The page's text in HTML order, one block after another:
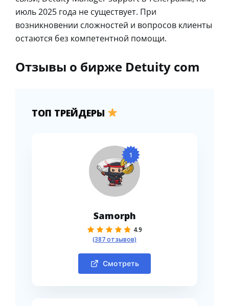
июль 2025 года не существует. При
возникновении сложностей и вопросов клиенты
остаются без компетентной помощи.
Отзывы о бирже Detuity com
ТОП ТРЕЙДЕРЫ
1
Samorph
4.9
(387 отзывов)
Смотреть